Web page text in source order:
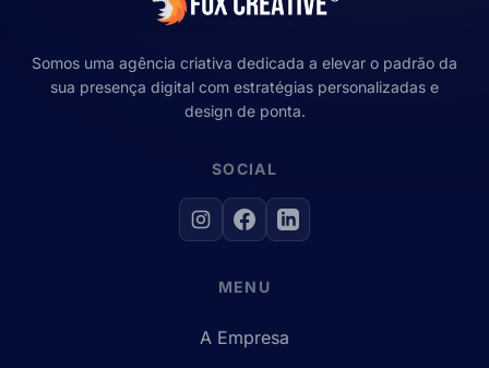
Somos uma agência criativa dedicada a elevar o padrão da
sua presença digital com estratégias personalizadas e
design de ponta.
SOCIAL
MENU
A Empresa